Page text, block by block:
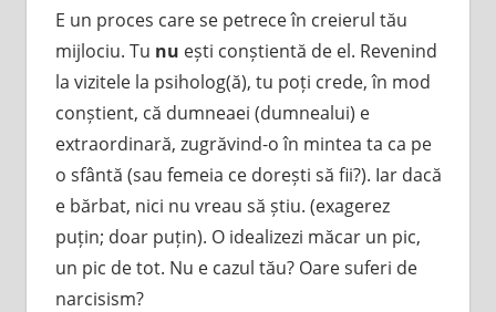
E un proces care se petrece în creierul tău
mijlociu. Tu nu ești conștientă de el. Revenind
la vizitele la psiholog(ă), tu poți crede, în mod
conștient, că dumneaei (dumnealui) e
extraordinară, zugrăvind-o în mintea ta ca pe
o sfântă (sau femeia ce dorești să fii?). Iar dacă
e bărbat, nici nu vreau să știu. (exagerez
puțin; doar puțin). O idealizezi măcar un pic,
un pic de tot. Nu e cazul tău? Oare suferi de
narcisism?